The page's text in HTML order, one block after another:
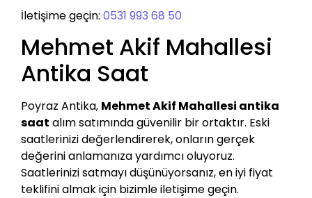
İletişime geçin: 0531 993 68 50
Mehmet Akif Mahallesi
Antika Saat
Poyraz Antika, Mehmet Akif Mahallesi antika
saat alım satımında güvenilir bir ortaktır. Eski
saatlerinizi değerlendirerek, onların gerçek
değerini anlamanıza yardımcı oluyoruz.
Saatlerinizi satmayı düşünüyorsanız, en iyi fiyat
teklifini almak için bizimle iletişime geçin.